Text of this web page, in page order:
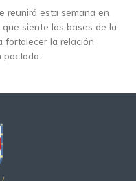
reunirá esta semana en
siente las bases de la
fortalecer la relación